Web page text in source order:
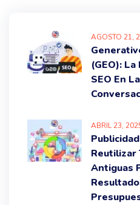
AGOSTO 21,
(GEO):
SEO En
ABRIL23,
Reutilizar
Antiguas